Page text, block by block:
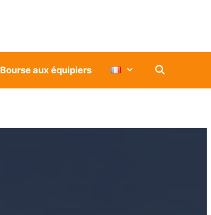
Bourse aux équipiers